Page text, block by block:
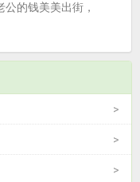
的钱美美出街，